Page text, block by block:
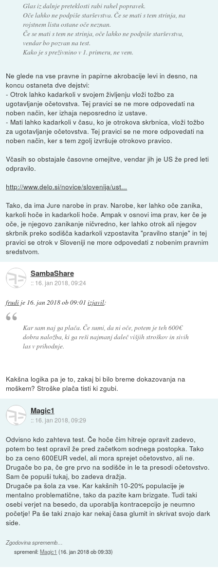
Glas iz dalnje preteklosti rabi rahel popravek.
Oče lahko ne podpiše starševstva. Če se mati s tem strinja, na
rojstnem listu ostane oče neznan.
Če se mati s tem ne strinja, oče lahko ne podpiše starševstva,
vendar bo pozvan na test.
Kako je s preživnino v 1. primeru, ne vem.
Ne glede na vse pravne in papirne akrobacije levi in desno, na
koncu ostaneta dve dejstvi:
- Otrok lahko kadarkoli v svojem življenju vloži tožbo za
ugotavljanje očetovstva. Tej pravici se ne more odpovedati na
noben način, ker izhaja neposredno iz ustave.
- Mati lahko kadarkoli v času, ko je otrokova skrbnica, vloži tožbo
za ugotavljanje očetovstva. Tej pravici se ne more odpovedati na
noben način, ker s tem zgolj izvršuje otrokovo pravico.
Včasih so obstajale časovne omejitve, vendar jih je US že pred leti
odpravilo.
http://www.delo.si/novice/slovenija/ust...
Tako, da ima Jure narobe in prav. Narobe, ker lahko oče zanika,
karkoli hoče in kadarkoli hoče. Ampak v osnovi ima prav, ker če je
oče, je njegovo zanikanje ničvredno, ker lahko otrok ali njegov
skrbnik preko sodišča kadarkoli vzpostavita "pravilno stanje" in tej
pravici se otrok v Sloveniji ne more odpovedati z nobenim pravnim
sredstvom.
SambaShare
:: 16. jan 2018, 09:24
frudi je 16. jan 2018 ob 09:01 izjavil:
Kar sam naj ga plača. Če sumi, da ni oče, potem je teh 600€
dobra naložba, ki ga reši najmanj daleč višjih stroškov in sivih
las v prihodnje.
Kakšna logika pa je to, zakaj bi bilo breme dokazovanja na
moškem? Stroške plača tisti ki zgubi.
Magic1
:: 16. jan 2018, 09:29
Odvisno kdo zahteva test. Če hoče čim hitreje opravit zadevo,
potem bo test opravil že pred začetkom sodnega postopka. Tako
bo za ceno 600EUR vedel, ali mora sprejet očetovstvo, ali ne.
Drugače bo pa, če gre prvo na sodišče in le ta presodi očetovstvo.
Sam če popuši tukaj, bo zadeva dražja.
Drugače pa šola za vse. Kar kakšnih 10-20% populacije je
mentalno problematične, tako da pazite kam brizgate. Tudi taki
osebi verjet na besedo, da uporablja kontracepcijo je neumno
početje! Pa še taki znajo kar nekaj časa glumit in skrivat svojo dark
side.
Zgodovina sprememb…
spremenil:Magic1 (16. jan 2018 ob 09:33)